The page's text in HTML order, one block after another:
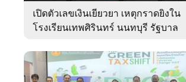
เปิดตัวเลขเงินเยียวยา เหตุกราดยิงใน
โรงเรียนเทพศิรินทร์ นนทบุรี รัฐบาล